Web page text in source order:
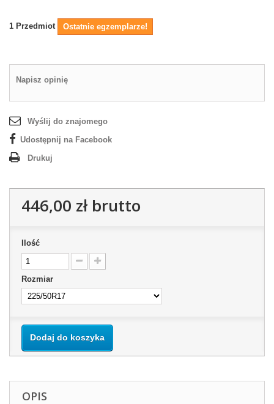
1 Przedmiot Ostatnie egzemplarze!
Napisz opinię
Wyślij do znajomego
Udostępnij na Facebook
Drukuj
446,00 złbrutto
Ilość
Rozmiar
Dodaj do koszyka
OPIS